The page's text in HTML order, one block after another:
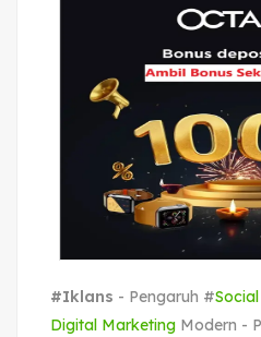
#Iklans - Pengaruh #
Digital Marketing Modern -